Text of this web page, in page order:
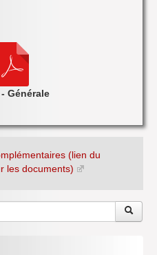
Générale
(lien du
les documents)